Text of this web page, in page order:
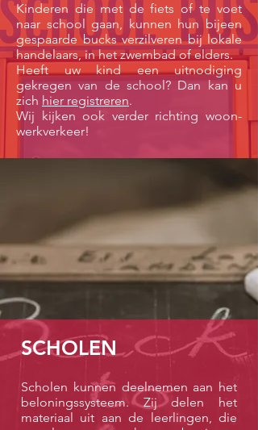
Kinderen die met de fiets of te voet
naar school gaan, kunnen hun bijeen
gespaarde bucks verzilveren bij lokale
handelaars, in het zwembad of elders.
Heeft uw kind een uitnodiging
gekregen van de school? Dan kan u
zich hier registreren.
Wij kijken ook verder richting woon-
werkverkeer!
SCHOLEN
Scholen kunnen deelnemen aan het
beloningssysteem. Zij delen het
materiaal uit aan de leerlingen, die